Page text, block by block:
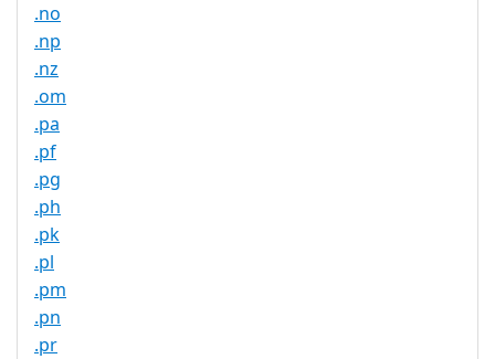
.no
.np
.nz
.om
.pa
.pf
.pg
.ph
.pk
.pl
.pm
.pn
.pr